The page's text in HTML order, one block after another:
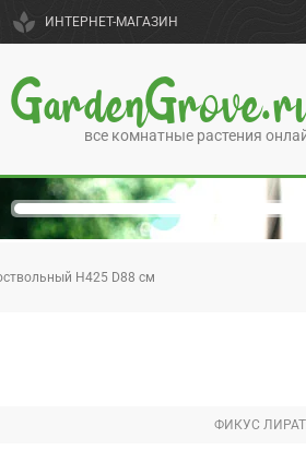
spa ИНТЕРНЕТ-МАГАЗИН
все комнатные растения
H425 D88 см
ФИКУС